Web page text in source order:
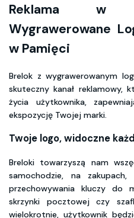
Reklama w
Wygrawerowane
w Pamięci
Brelok z wygrawerowanym
skuteczny kanał reklamowy,
życia użytkownika,
ekspozycję Twojej marki.
Twoje logo, widoczne
Breloki towarzyszą nam
samochodzie, na
przechowywania kluczy do
skrzynki pocztowej czy
wielokrotnie, użytkownik